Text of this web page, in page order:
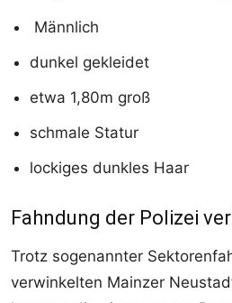
Männlich
dunkel gekleidet
etwa 1,80m groß
schmale Statur
lockiges dunkles Haar
Fahndung der Polizei
Trotz sogenannter
verwinkelten Mainzer